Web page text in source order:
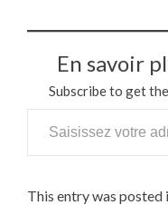
En savoir
Subscribe to get
Saisissez votre adresse e-mail…
This entry was posted